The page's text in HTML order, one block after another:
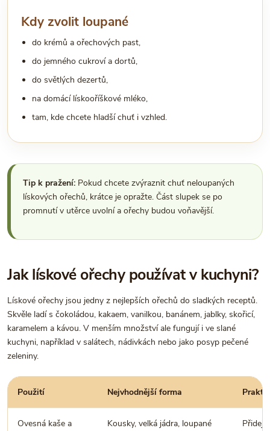
Kdy zvolit loupané
do krémů a ořechových past,
do jemného cukroví a dortů,
do světlých dezertů,
na domácí lískooříškové mléko,
tam, kde chcete hladší chuť i vzhled.
Tip k pražení: Pokud chcete zvýraznit chuť neloupaných
lískových ořechů, krátce je opražte. Část slupek se po
promnutí v utěrce uvolní a ořechy budou voňavější.
Jak lískové ořechy používat v kuchyni?
Lískové ořechy jsou jedny z nejlepších ořechů do sladkých receptů.
Skvěle ladí s čokoládou, kakaem, vanilkou, banánem, jablky, skořicí,
karamelem a kávou. V menším množství ale fungují i ve slané
kuchyni, například v salátech, nádivkách nebo jako posyp pečené
zeleniny.
Použití Nejvhodnější forma
Ovesná kaše a
Kousky, velká jádra, loupané